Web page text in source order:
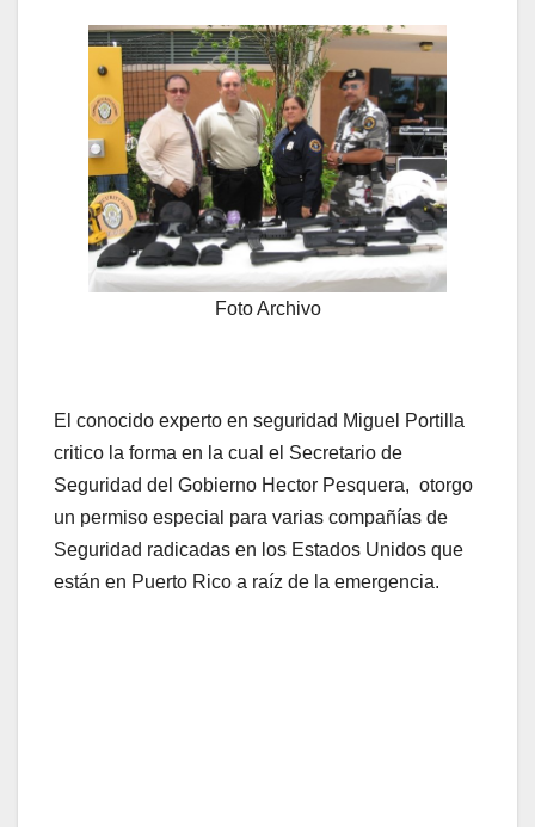
Foto Archivo
El conocido experto en seguridad Miguel Portilla
critico la forma en la cual el Secretario de
Seguridad del Gobierno Hector Pesquera, otorgo
un permiso especial para varias compañías de
Seguridad radicadas en los Estados Unidos que
están en Puerto Rico a raíz de la emergencia.